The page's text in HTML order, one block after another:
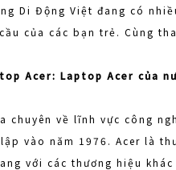
Di Động Việt đang có
của các bạn trẻ. Cùng
Acer: Laptop Acer của
chuyên về lĩnh vực công
vào năm 1976. Acer là
với các thương hiệu khác